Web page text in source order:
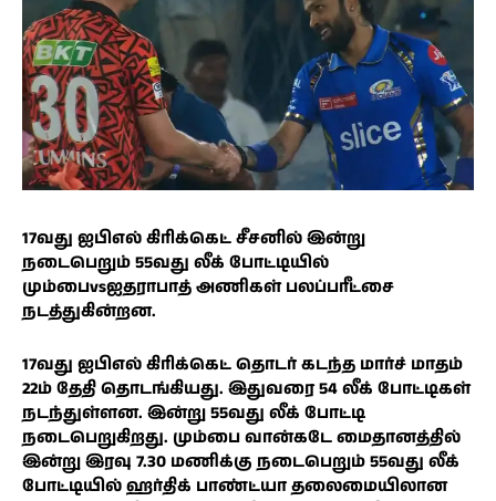
17வது ஐபிஎல் கிரிக்கெட் சீசனில் இன்று
நடைபெறும் 55வது லீக் போட்டியில்
மும்பைvsஐதராபாத் அணிகள் பலப்பரீட்சை
நடத்துகின்றன.
17வது ஐபிஎல் கிரிக்கெட் தொடர் கடந்த மார்ச் மாதம்
22ம் தேதி தொடங்கியது. இதுவரை 54 லீக் போட்டிகள்
நடந்துள்ளன. இன்று 55வது லீக் போட்டி
நடைபெறுகிறது. மும்பை வான்கடே மைதானத்தில்
இன்று இரவு 7.30 மணிக்கு நடைபெறும் 55வது லீக்
போட்டியில் ஹர்திக் பாண்ட்யா தலைமையிலான